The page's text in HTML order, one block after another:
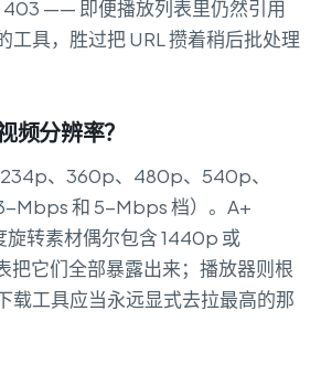
403 —— 即便播放列表里仍然引用
工具，胜过把 URL 攒着稍后批处理
频分辨率？
234p、360p、480p、540p、
Mbps 和 5-Mbps 档）。A+
转素材偶尔包含 1440p 或
把它们全部暴露出来；播放器则根
载工具应当永远显式去拉最高的那